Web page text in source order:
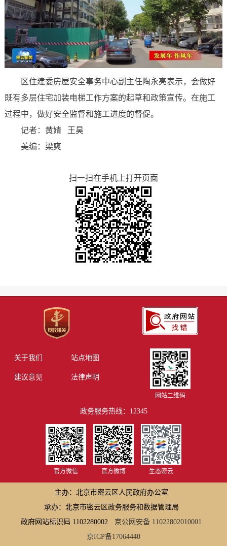
区住建委房屋安全事务中心副主任陶永亮表示，会做好
既有多层住宅加装电梯工作方案的起草和政策宣传。在施工
过程中，做好安全监督和施工进度的督促。
记者：黄婧 王昊
美编：梁爽
扫一扫在手机上打开页面
关于我们 站点地图
建议意见 法律声明
网站二维码
政务服务热线：12345
官方微信 官方微博 生态密云
主办：北京市密云区人民政府办公室
承办：北京市密云区政务服务和数据管理局
政府网站标识码 1102280002
京公网安备 11022802010001
京ICP备17064440